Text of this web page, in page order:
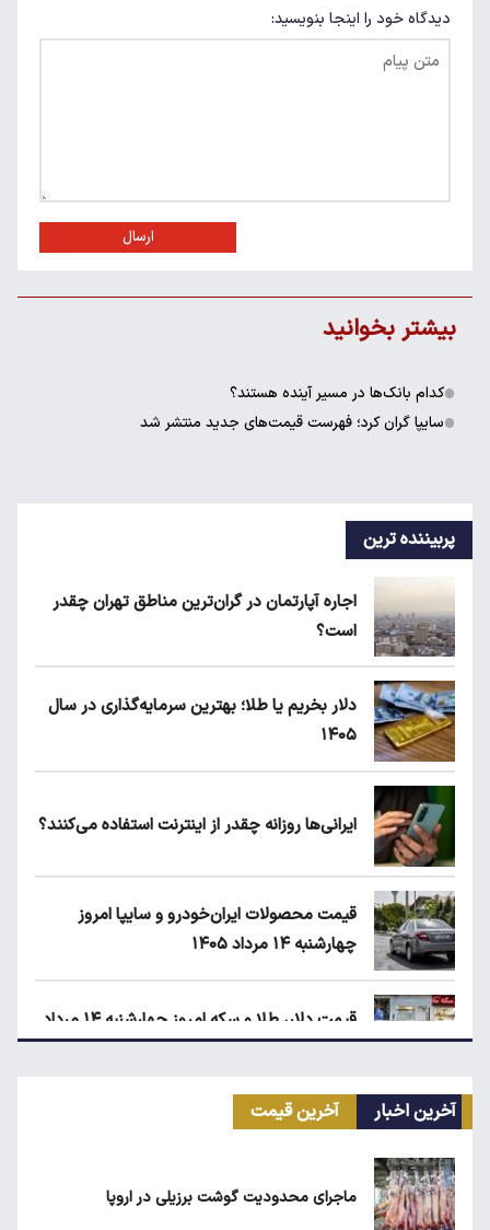
دیدگاه خود را اینجا بنویسید:
ارسال
بیشتر بخوانید
کدام بانک‌ها در مسیر آینده هستند؟
سایپا گران کرد؛ فهرست قیمت‌های جدید منتشر شد
پربیننده ترین
اجاره آپارتمان در گران‌ترین مناطق تهران چقدر
است؟
دلار بخریم یا طلا؛ بهترین سرمایه‌گذاری در سال
۱۴۰۵
ایرانی‌ها روزانه چقدر از اینترنت استفاده می‌کنند؟
قیمت محصولات ایران‌خودرو و سایپا امروز
چهارشنبه ۱۴ مرداد ۱۴۰۵
قیمت دلار، طلا و سکه امروز چهارشنبه ۱۴ مرداد
۱۴۰۵
انتقال سهمیه بنزین خودروها به کارت بانکی تا
آخرین اخبار آخرین قیمت
ماجرای محدودیت گوشت برزیلی در اروپا